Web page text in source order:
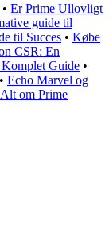
• Er Prime Ullovligt
guide til
til Succes • Købe
CSR: En
Guide •
• Echo Marvel og
Alt om Prime